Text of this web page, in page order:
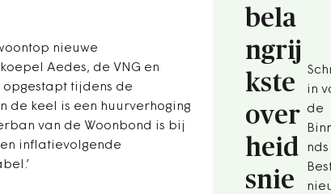
bela
ngrij
kste
over
heid
snie
in
de
nds
nieuwe
Aedes, de VNG en
tijdens de
de keel is een huurverhoging
van de Woonbond is bij
inflatievolgende
’